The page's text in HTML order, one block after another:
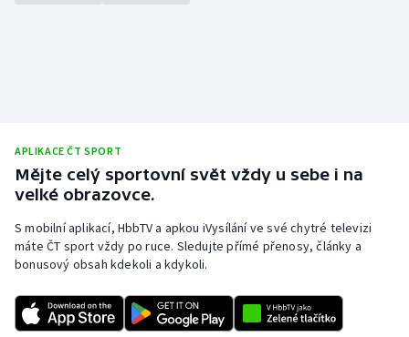
APLIKACE ČT SPORT
Mějte celý sportovní svět vždy u sebe i na
velké obrazovce.
S mobilní aplikací, HbbTV a apkou iVysílání ve své chytré televizi
máte ČT sport vždy po ruce. Sledujte přímé přenosy, články a
bonusový obsah kdekoli a kdykoli.